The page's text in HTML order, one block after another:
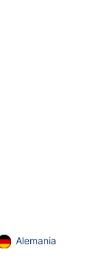
Alemania